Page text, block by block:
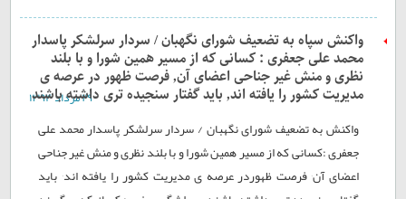
واکنش سپاه به تضعیف شورای نگهبان / سردار سرلشکر پاسدار
محمد علی جعفری : کسانی که از مسير همين شورا و با بلند
نظری و منش غير جناحی اعضای آن٬ فرصت ظهور در عرصه ی
مدیریت کشور را یافته اند٬ باید گفتار سنجيده تری داشته باشند ۲۹ مرداد ۱۳۹۴
واکنش به تضعیف شورای نگهبان / سردار سرلشکر پاسدار محمد علی
جعفری :کسانی که از مسير همين شورا و با بلند نظری و منش غير جناحی
اعضای آن٬ فرصت ظهوردر عرصه ی مدیریت کشور را یافته اند٬ باید